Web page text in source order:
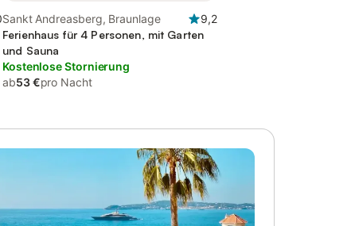
Sankt Andreasberg, Braunlage
9,2
Ferienhaus für 4 Personen, mit Garten
und Sauna
Kostenlose Stornierung
ab53 €pro Nacht